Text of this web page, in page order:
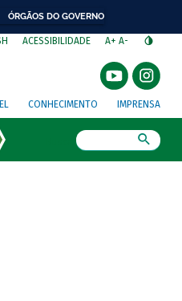
ÓRGÃOS DO GOVERNO
ACESSIBILIDADE A+ A-
CONHECIMENTO IMPRENSA